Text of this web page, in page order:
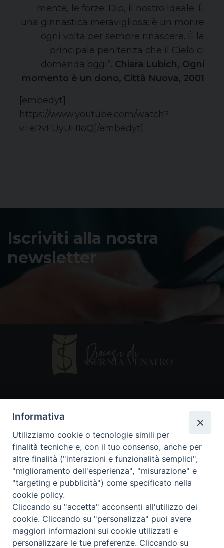
mente, le forze: Dio, il nostro Ideale. È
una ginnastica meravigliosa: è un morire
ogni volta per sempre rinascere. È la
principale penitenza che il Cielo ci
domanda oggi”. Chiara Lubich, Ogni
momento è un dono, Città Nuova, 2001
[embedyt]
https://www.youtube.com/watch?
v=eRvFUyUH1oQ[/embedyt]
Iscriviti alla nostra
newsletter
86170 Isernia
086550849
segreteria@diocesiiserniavenafro.it
I nostri social
Copyright © 2018 - Diocesi di Isernia-Venafro (C.F.
90008750946). Riproduzione solo con permesso.
Tutti i diritti sono riservati
Informativa
Utilizziamo cookie o tecnologie simili per
finalità tecniche e, con il tuo consenso, anche per
altre finalità ("interazioni e funzionalità semplici",
"miglioramento dell'esperienza", "misurazione" e
"targeting e pubblicità") come specificato nella
cookie policy.
Cliccando su "accetta" acconsenti all'utilizzo dei
cookie. Cliccando su "personalizza" puoi avere
maggiori informazioni sui cookie utilizzati e
personalizzare le tue preferenze. Cliccando su